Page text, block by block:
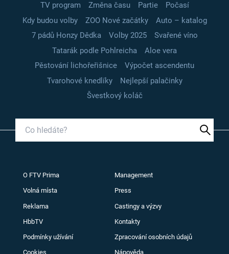
TV program
Změna času Partie
Počasí
Kdy budou volby
ZOO Nové začátky
Auto – katalog
7 pádů Honzy Dědka
Volby 2025
Svařené víno
Tatarák podle Pohlreicha
Aloe vera
Pěstování lichořeřišnice
Výpočet ascendentu
Tvarohové knedlíky
Nejlepší palačinky
Švestkový koláč
O FTV Prima Management
Volná místa Press
Reklama Castingy a výzvy
HbbTV Kontakty
Podmínky užívání Zpracování osobních údajů
Cookies Nápověda